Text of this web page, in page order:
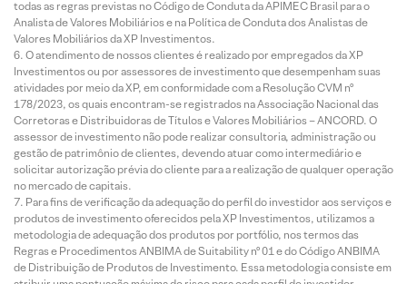
todas as regras previstas no Código de Conduta da APIMEC Brasil para o
Analista de Valores Mobiliários e na Política de Conduta dos Analistas de
Valores Mobiliários da XP Investimentos.
O atendimento de nossos clientes é realizado por empregados da XP
Investimentos ou por assessores de investimento que desempenham suas
atividades por meio da XP, em conformidade com a Resolução CVM nº
178/2023, os quais encontram-se registrados na Associação Nacional das
Corretoras e Distribuidoras de Títulos e Valores Mobiliários – ANCORD. O
assessor de investimento não pode realizar consultoria, administração ou
gestão de patrimônio de clientes, devendo atuar como intermediário e
solicitar autorização prévia do cliente para a realização de qualquer operação
no mercado de capitais.
Para fins de verificação da adequação do perfil do investidor aos serviços e
produtos de investimento oferecidos pela XP Investimentos, utilizamos a
metodologia de adequação dos produtos por portfólio, nos termos das
Regras e Procedimentos ANBIMA de Suitability nº 01 e do Código ANBIMA
de Distribuição de Produtos de Investimento. Essa metodologia consiste em